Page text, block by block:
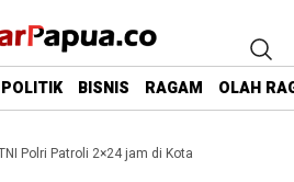
POLITIK BISNIS RAGAM OLAH
Polri Patroli 2×24 jam di Kota